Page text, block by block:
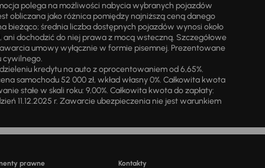
polega na możliwości nabycia wybranych pojazdów
obliczana jako różnica pomiędzy najniższą ceną danego
bieżąco; średnia liczba dostępnych pojazdów wynosi około
dochodzić do niej prawa z mocą wsteczną. Szczegółowe
umowy wyłącznie w formie pisemnej. Prezentowane
cywilnego.
kredytu na auto z oprocentowaniem od 6,65%.
samochodu 52 000 zł, wkład własny 0%. Całkowita kwota
stałe w skali roku: 9,00%. Całkowita kwota do zapłaty:
11.12.2025 r. Zawarcie ubezpieczenia nie jest warunkiem
prawne Kontakty